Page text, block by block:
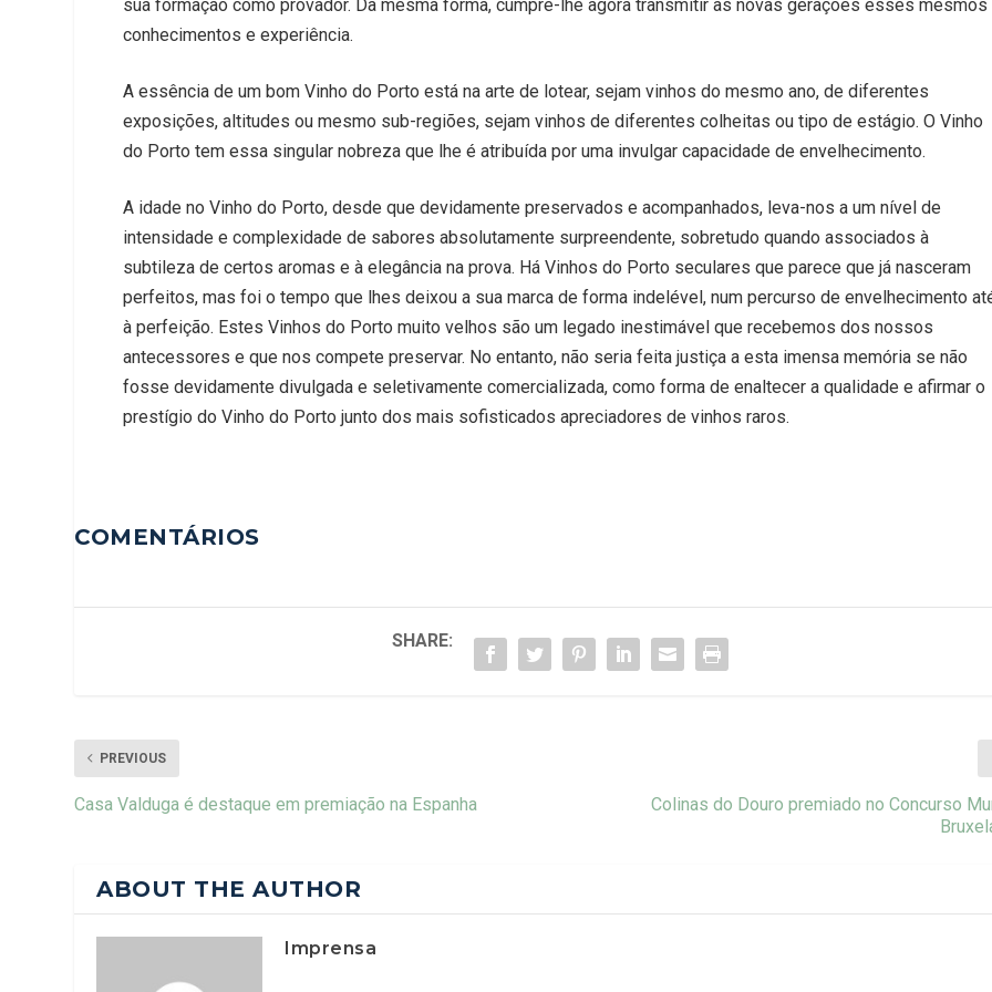
sua formação como provador. Da mesma forma, cumpre-lhe agora transmitir às novas gerações esses mesmos
conhecimentos e experiência.
A essência de um bom Vinho do Porto está na arte de lotear, sejam vinhos do mesmo ano, de diferentes
exposições, altitudes ou mesmo sub-regiões, sejam vinhos de diferentes colheitas ou tipo de estágio. O Vinho
do Porto tem essa singular nobreza que lhe é atribuída por uma invulgar capacidade de envelhecimento.
A idade no Vinho do Porto, desde que devidamente preservados e acompanhados, leva-nos a um nível de
intensidade e complexidade de sabores absolutamente surpreendente, sobretudo quando associados à
subtileza de certos aromas e à elegância na prova. Há Vinhos do Porto seculares que parece que já nasceram
perfeitos, mas foi o tempo que lhes deixou a sua marca de forma indelével, num percurso de envelhecimento
à perfeição. Estes Vinhos do Porto muito velhos são um legado inestimável que recebemos dos nossos
antecessores e que nos compete preservar. No entanto, não seria feita justiça a esta imensa memória se não
fosse devidamente divulgada e seletivamente comercializada, como forma de enaltecer a qualidade e afirmar o
prestígio do Vinho do Porto junto dos mais sofisticados apreciadores de vinhos raros.
COMENTÁRIOS
SHARE:
PREVIOUS
Casa Valduga é destaque em premiação na Espanha
Colinas do Douro premiado no Concurso
ABOUT THE AUTHOR
Imprensa